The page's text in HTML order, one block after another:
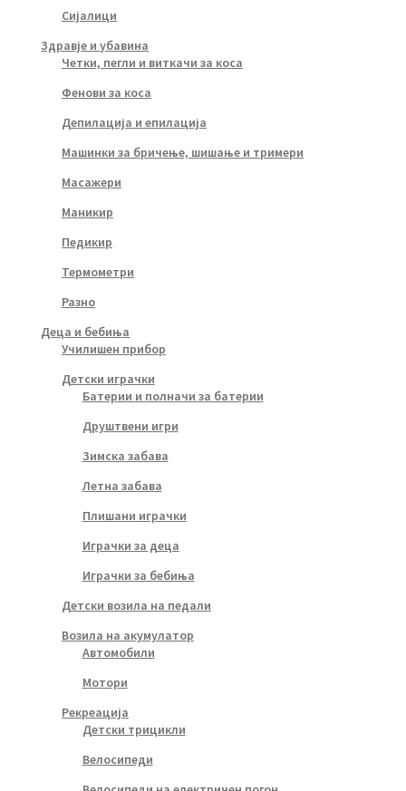
Сијалици
Здравје и убавина
Четки, пегли и виткачи за коса
Фенови за коса
Депилација и епилација
Машинки за бричење, шишање и тримери
Масажери
Маникир
Педикир
Термометри
Разно
Деца и бебиња
Училишен прибор
Детски играчки
Батерии и полначи за батерии
Друштвени игри
Зимска забава
Летна забава
Плишани играчки
Играчки за деца
Играчки за бебиња
Детски возила на педали
Возила на акумулатор
Автомобили
Мотори
Рекреација
Детски трицикли
Велосипеди